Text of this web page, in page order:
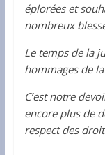
éplorées et
nombreux
Le temps de la
hommages de
C’est notre
encore plus de
respect des